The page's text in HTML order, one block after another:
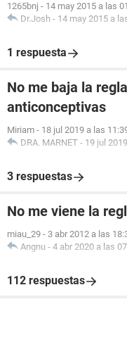
1265bnj - 14 may 2015 a las
Dr.Josh - 14 may 2015 a
1 respuesta
No me baja la
anticonceptivas
Miriam - 18 jul 2019 a las
DRA. MARNET - 19 jul
3 respuestas
No me viene la
miau_29 - 3 abr 2012 a las
Angnu - 4 abr 2020 a las
112 respuestas